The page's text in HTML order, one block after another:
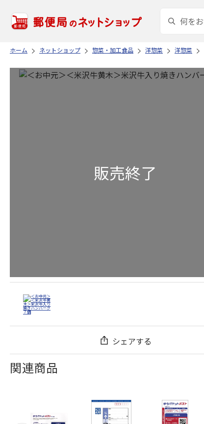
ホーム ネットショップ 惣菜・加工食品 洋惣菜 洋惣菜
シェアする
関連商品